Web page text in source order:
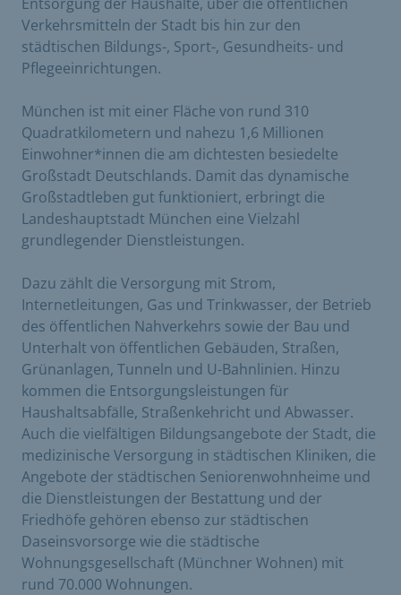
Verkehrsmitteln der Stadt bis hin zur den
städtischen Bildungs-, Sport-, Gesundheits- und
Pflegeeinrichtungen.
München ist mit einer Fläche von rund 310
Quadratkilometern und nahezu 1,6 Millionen
Einwohner*innen die am dichtesten besiedelte
Großstadt Deutschlands. Damit das dynamische
Großstadtleben gut funktioniert, erbringt die
Landeshauptstadt München eine Vielzahl
grundlegender Dienstleistungen.
Dazu zählt die Versorgung mit Strom,
Internetleitungen, Gas und Trinkwasser, der Betrieb
des öffentlichen Nahverkehrs sowie der Bau und
Unterhalt von öffentlichen Gebäuden, Straßen,
Grünanlagen, Tunneln und U-Bahnlinien. Hinzu
kommen die Entsorgungsleistungen für
Haushaltsabfälle, Straßenkehricht und Abwasser.
Auch die vielfältigen Bildungsangebote der Stadt, die
medizinische Versorgung in städtischen Kliniken, die
Angebote der städtischen Seniorenwohnheime und
die Dienstleistungen der Bestattung und der
Friedhöfe gehören ebenso zur städtischen
Daseinsvorsorge wie die städtische
Wohnungsgesellschaft (Münchner Wohnen) mit
rund 70.000 Wohnungen.